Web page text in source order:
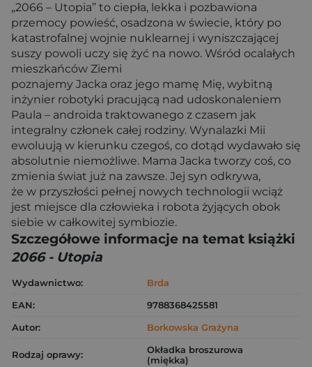
„2066 – Utopia” to ciepła, lekka i pozbawiona
przemocy powieść, osadzona w świecie, który po
katastrofalnej wojnie nuklearnej i wyniszczającej
suszy powoli uczy się żyć na nowo. Wśród ocalałych
mieszkańców Ziemi
poznajemy Jacka oraz jego mamę Mię, wybitną
inżynier robotyki pracującą nad udoskonaleniem
Paula – androida traktowanego z czasem jak
integralny członek całej rodziny. Wynalazki Mii
ewoluują w kierunku czegoś, co dotąd wydawało się
absolutnie niemożliwe. Mama Jacka tworzy coś, co
zmienia świat już na zawsze. Jej syn odkrywa,
że w przyszłości pełnej nowych technologii wciąż
jest miejsce dla człowieka i robota żyjących obok
siebie w całkowitej symbiozie.
Szczegółowe informacje na temat książki
2066 - Utopia
Wydawnictwo:
Brda
EAN:
9788368425581
Autor:
Borkowska Grażyna
Rodzaj oprawy:
Okładka broszurowa
(miękka)